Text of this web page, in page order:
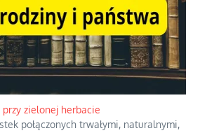
zielonej herbacie
połączonych trwałymi, naturalnymi,